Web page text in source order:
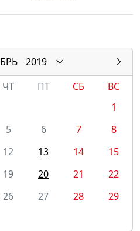
2019
ЧТ ПТ СБ
ВС
1
5 6 7
8
12 13 14
15
19 20 21
22
26 27 28
29